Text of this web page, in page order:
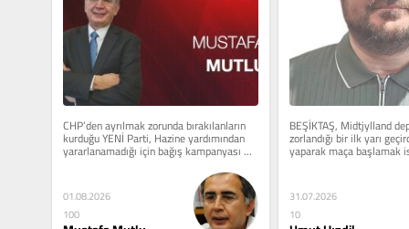
CHP’den ayrılmak zorunda bırakılanların
kurduğu YENİ Parti, Hazine yardımından
yararlanamadığı için bağış kampanyası
açtı....
01.08.2026
100
BEŞİKTAŞ, Midtjylland
zorlandığı bir ilk yarı
yaparak maça başlamak
takımın baskın...
31.07.2026
10